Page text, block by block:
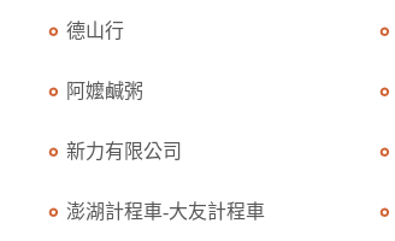
德山行
阿嬤鹹粥
新力有限公司
澎湖計程車-大友計程車